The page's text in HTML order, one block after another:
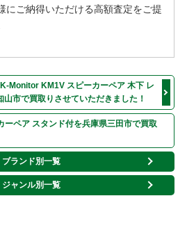
にご納得いただける高額査定をご提
Monitor KM1V スピーカーペア 木下 レ
市で買取りさせていただきました！
ーペア スタンド付を兵庫県三田市で買取
ブランド別一覧
ジャンル別一覧